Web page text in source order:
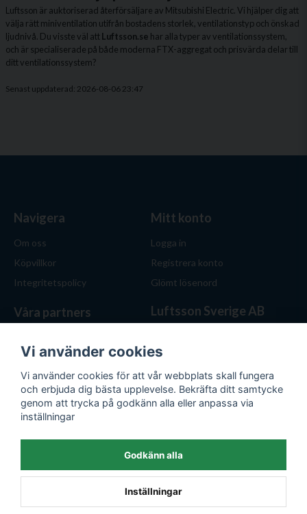
Luftsson är auktoriserad återförsäljare av Mitsubishi Electric. Vi hjälper dig att
välja rätt miniventilation utifrån bostadens storlek, ventilationstyp och önskad
ljudnivå. Du visste väl attLuftsson.se har alla typer av ventilationssystem,
och är specialiserade på både moderna FTX-aggregat och prisvärda delar till
ditt ventilationssystem?
Senast uppdaterad: 2026-08-06 23:47
Navigera
Om oss
Köpvillkor
Integritetspolicy
Mitt konto
Logga in
Registrera konto
Glömt lösenord
Våra partners Luftsson Sverige AB
hjälper dig att välja rätt
lösning. Hos Luftsson.se får
du personlig service, bra priser
och produkter för både hem
och företag.
E-post:
Vi använder cookies
Vi använder cookies för att vår webbplats skall fungera
och erbjuda dig bästa upplevelse. Bekräfta ditt samtycke
genom att trycka på godkänn alla eller anpassa via
inställningar
Godkänn alla
Inställningar